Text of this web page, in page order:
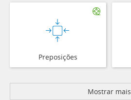
Preposições
Mostrar mais